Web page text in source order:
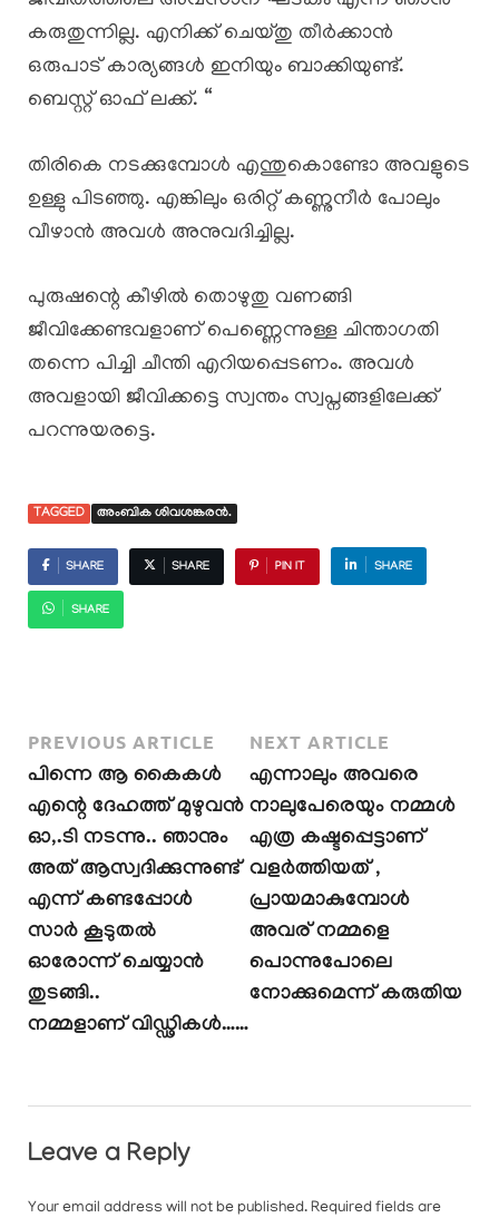
കരുതുന്നില്ല. എനിക്ക് ചെയ്തു തീർക്കാൻ
ഒരുപാട് കാര്യങ്ങൾ ഇനിയും ബാക്കിയുണ്ട്.
ബെസ്റ്റ് ഓഫ് ലക്ക്. “
തിരികെ നടക്കുമ്പോൾ എന്തുകൊണ്ടോ അവളുടെ
ഉള്ളു പിടഞ്ഞു. എങ്കിലും ഒരിറ്റ് കണ്ണുനീർ പോലും
വീഴാൻ അവൾ അനുവദിച്ചില്ല.
പുരുഷന്റെ കീഴിൽ തൊഴുതു വണങ്ങി
ജീവിക്കേണ്ടവളാണ് പെണ്ണെന്നുള്ള ചിന്താഗതി
തന്നെ പിച്ചി ചീന്തി എറിയപ്പെടണം. അവൾ
അവളായി ജീവിക്കട്ടെ സ്വന്തം സ്വപ്നങ്ങളിലേക്ക്
പറന്നുയരട്ടെ.
TAGGED അംബിക ശിവശങ്കരൻ.
SHARE SHARE PIN IT SHARE
SHARE
PREVIOUS ARTICLE
പിന്നെ ആ കൈകൾ
എന്റെ ദേഹത്ത് മുഴുവൻ
ഓ,.ടി നടന്നു.. ഞാനും
അത് ആസ്വദിക്കുന്നുണ്ട്
എന്ന് കണ്ടപ്പോൾ
സാർ കൂടുതൽ
ഓരോന്ന് ചെയ്യാൻ
തുടങ്ങി..
NEXT ARTICLE
എന്നാലും അവരെ
നാലുപേരെയും നമ്മൾ
എത്ര കഷ്ടപ്പെട്ടാണ്
വളർത്തിയത് ,
പ്രായമാകുമ്പോൾ
അവര് നമ്മളെ
പൊന്നുപോലെ
നോക്കുമെന്ന് കരുതിയ
നമ്മളാണ് വിഡ്ഢികൾ……
Leave a Reply
Your email address will not be published. Required fields are